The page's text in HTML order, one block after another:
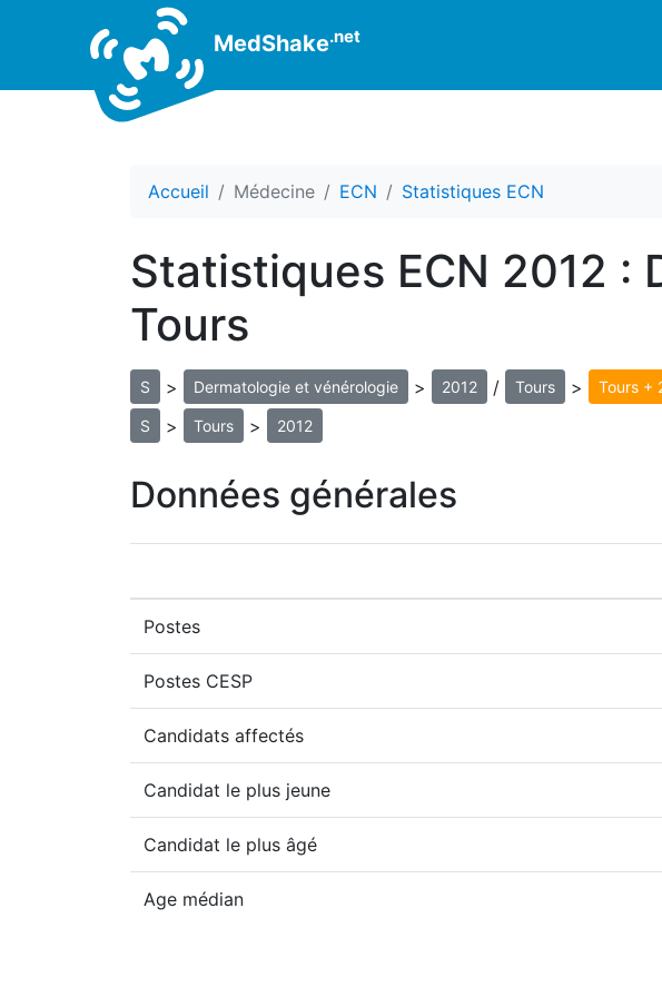
MedShake.net
Accueil Médecine ECN Statistiques ECN
Statistiques ECN 2012 :
Tours
S > Dermatologie et vénérologie > 2012 / Tours > Tours +
S > Tours > 2012
Données générales
Postes
Postes CESP
Candidats affectés
Candidat le plus jeune
Candidat le plus âgé
Age médian